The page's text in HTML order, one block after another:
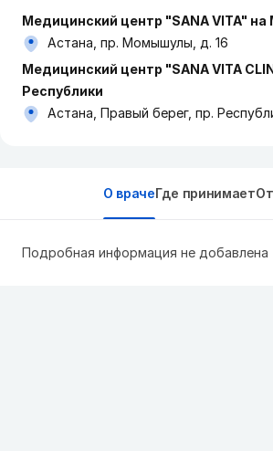
Медицинский центр "SANA VITA"
Астана, пр. Момышулы, д. 16
Медицинский центр "SANA VITA
Республики
Астана, Правый берег, пр.
О врачеГде принимает
Подробная информация не добавлена